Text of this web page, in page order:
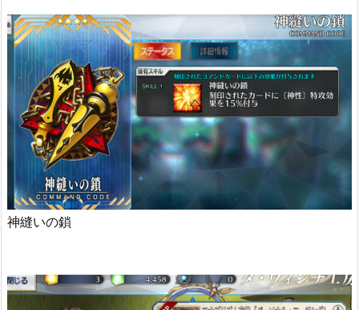
神縫いの鎖